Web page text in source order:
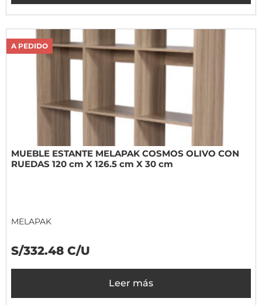
A PEDIDO
MUEBLE ESTANTE MELAPAK COSMOS OLIVO CON
RUEDAS 120 cm X 126.5 cm X 30 cm
MELAPAK
S/332.48 C/U
Leer más